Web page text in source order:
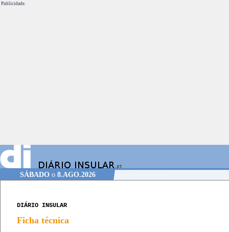
Publicidade.
SÁBADOo 8.AGO.2026
DIÁRIO INSULAR
Ficha técnica